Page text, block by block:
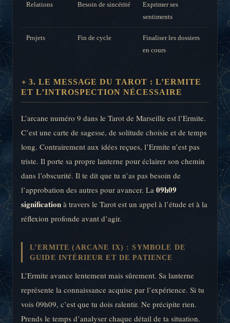
Relations Besoin de sincérité
Exprimer ses
sentiments
Projets Fin de cycle
Finaliser les dossiers
en cours
3. LE MESSAGE DU TAROT : L’ERMITE
ET L’INTROSPECTION NÉCESSAIRE
L’arcane numéro 9 dans le Tarot de Marseille est l’Ermite.
C’est une carte de sagesse, de solitude choisie et de temps
long. Contrairement aux idées reçues, l’Ermite n’est pas
triste. Il porte sa propre lanterne pour éclairer son chemin
dans l’obscurité. Il te dit que tu n’as pas besoin de
l’approbation des autres pour avancer. La 09h09
signification à travers le Tarot est un appel à l’étude et à la
réflexion profonde avant d’agir.
L’ERMITE (ARCANE IX) : SYMBOLE DE
GUIDE INTÉRIEUR ET DE PATIENCE
L’Ermite avance lentement mais sûrement. Sa lanterne
représente la connaissance acquise par l’expérience. Si tu
vois 09h09, c’est que tu dois ralentir. Ne précipite rien.
Prends le temps d’analyser chaque détail de ta situation.